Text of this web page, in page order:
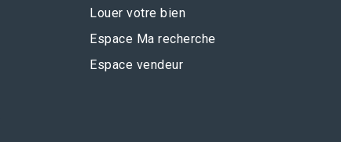
Louer votre bien
Espace Ma recherche
Espace vendeur